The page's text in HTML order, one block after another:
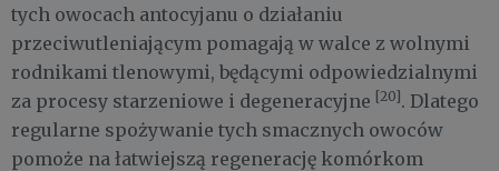
tych owocach antocyjanu o działaniu
przeciwutleniającym pomagają w walce z wolnymi
rodnikami tlenowymi, będącymi odpowiedzialnymi
za procesy starzeniowe i degeneracyjne [20]. Dlatego
regularne spożywanie tych smacznych owoców
pomoże na łatwiejszą regenerację komórkom